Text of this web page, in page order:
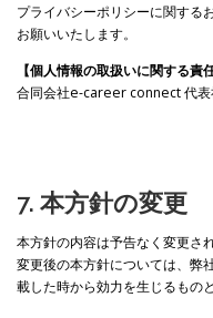
プライバシーポリシーに関する
お願いいたします。
【個人情報の取扱いに関する責
合同会社e-career connect 代
7. 本方針の変更
本方針の内容は予告なく変更さ
変更後の本方針については、弊
載した時から効力を生じるもの